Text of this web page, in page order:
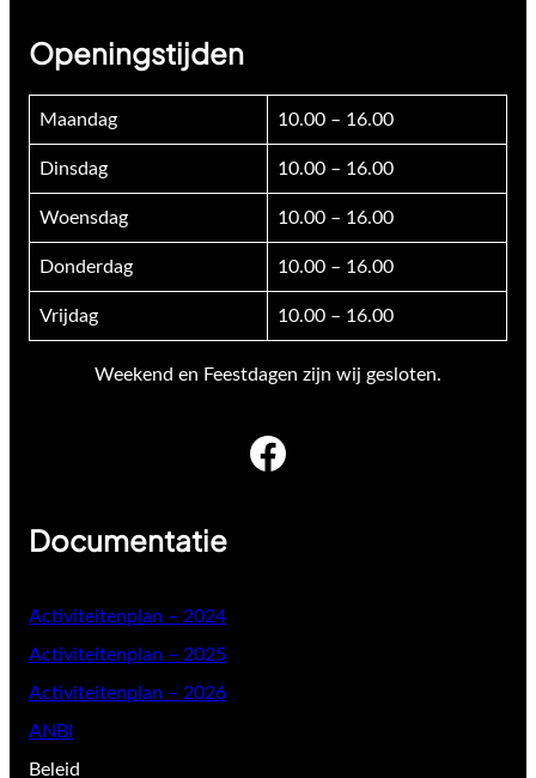
Openingstijden
Maandag 10.00 – 16.00
Dinsdag 10.00 – 16.00
Woensdag 10.00 – 16.00
Donderdag 10.00 – 16.00
Vrijdag 10.00 – 16.00
Weekend en Feestdagen zijn wij gesloten.
Facebook
Documentatie
Activiteitenplan – 2024
Activiteitenplan – 2025
Activiteitenplan – 2026
ANBI
Beleid